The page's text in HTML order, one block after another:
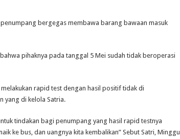
bergegas membawa barang bawaan masuk
pihaknya pada tanggal 5 Mei sudah tidak beroperasi
rapid test dengan hasil positif tidak di
yang di kelola Satria.
tindakan bagi penumpang yang hasil rapid testnya
ke bus, dan uangnya kita kembalikan” Sebut Satri, Minggu